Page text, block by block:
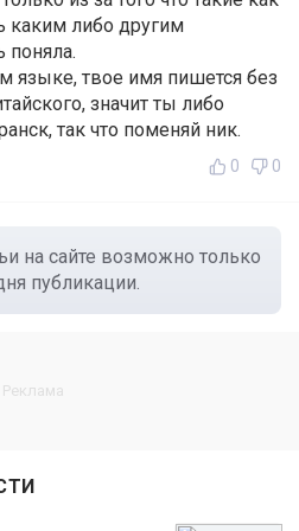
каким либо другим
языке, твое имя пишется без
значит ты либо
так что поменяй ник.
0 0
на сайте возможно только
публикации.